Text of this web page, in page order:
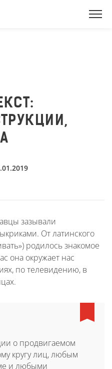
зазывали
От латинского
родилось знакомое
она окружает нас
по телевидению, в
о продвигаемом
кругу лиц, любым
и любыми